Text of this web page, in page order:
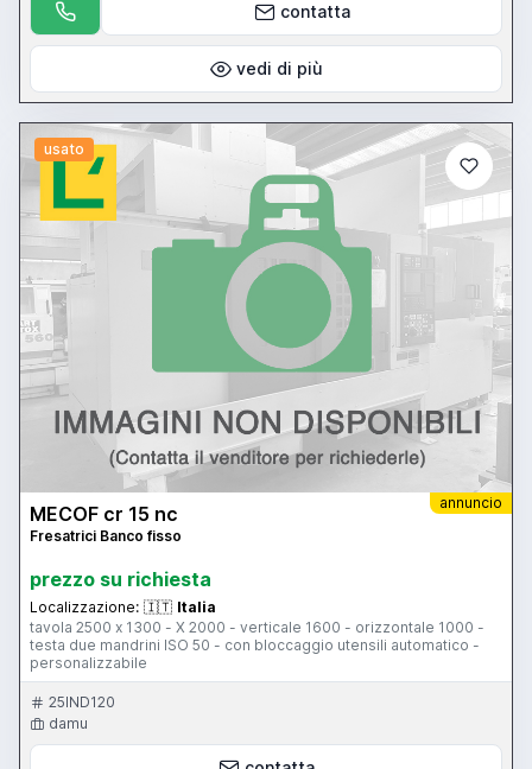
contatta
vedi di più
usato
annuncio
MECOF cr 15 nc
Fresatrici Banco fisso
prezzo su richiesta
Localizzazione: 🇮🇹 Italia
tavola 2500 x 1300 - X 2000 - verticale 1600 - orizzontale 1000 -
testa due mandrini ISO 50 - con bloccaggio utensili automatico -
personalizzabile
25IND120
damu